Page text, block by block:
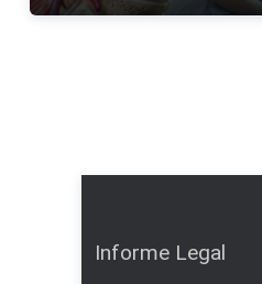
Informe Legal